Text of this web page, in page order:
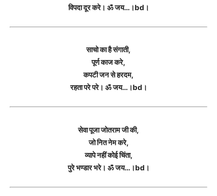
विपदा दूर करे। ॐ जय…।bd।
साचो का है संगाती,
पूर्ण काज करे,
कपटी जन से हरदम,
रहता परे परे। ॐ जय…।bd।
सेवा पूजा जोतराम जी की,
जो नित नेम करे,
व्यापे नहीं कोई चिंता,
पुरे भण्डार भरे। ॐ जय…।bd।